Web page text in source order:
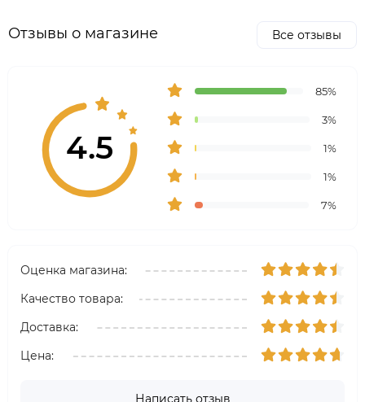
Отзывы о магазине Все отзывы
4.5
85%
3%
1%
1%
7%
Оценка магазина:
Качество товара:
Доставка:
Цена:
Написать отзыв